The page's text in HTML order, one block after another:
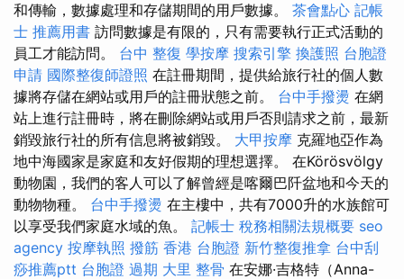
和傳輸，數據處理和存儲期間的用戶數據。 茶會點心 記帳
士 推薦用書 訪問數據是有限的，只有需要執行正式活動的
員工才能訪問。 台中 整復 學按摩 搜索引擎 換護照 台胞證
申請 國際整復師證照 在註冊期間，提供給旅行社的個人數
據將存儲在網站或用戶的註冊狀態之前。 台中手撥燙 在網
站上進行註冊時，將在刪除網站或用戶否則請求之前，最新
銷毀旅行社的所有信息將被銷毀。 大甲按摩 克羅地亞作為
地中海國家是家庭和友好假期的理想選擇。 在Körösvölgy
動物園，我們的客人可以了解曾經是喀爾巴阡盆地和今天的
動物物種。 台中手撥燙 在主樓中，共有7000升的水族館可
以享受我們家庭水域的魚。 記帳士 稅務相關法規概要 seo
agency 按摩執照 撥筋 香港 台胞證 新竹整復推拿 台中刮
痧推薦ptt 台胞證 過期 大里 整骨 在安娜·吉格特（Anna-